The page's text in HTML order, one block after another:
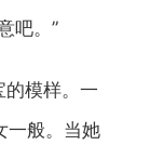
吧。”
的模样。一
一般。当她